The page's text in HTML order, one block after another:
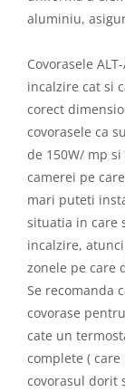
aluminiu,
Covorasele
incalzire cat si
corect
covorasele ca
de 150W/ mp
camerei pe
mari puteti
situatia in care
incalzire,
zonele pe care
Se recomanda
covorase
cate un
complete (
covorasul dorit